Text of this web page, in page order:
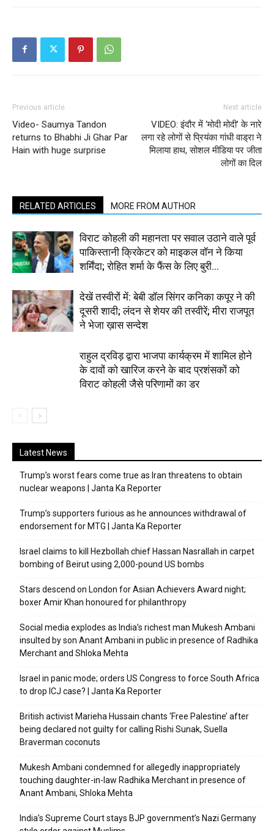
Previous article
Video- Saumya Tandon
returns to Bhabhi Ji Ghar Par
Hain with huge surprise
Next article
VIDEO: इंदौर में ‘मोदी मोदी’ के नारे
लगा रहे लोगों से प्रियंका गांधी वाड्रा ने
मिलाया हाथ, सोशल मीडिया पर जीता
लोगों का दिल
RELATED ARTICLES MORE FROM AUTHOR
विराट कोहली की महानता पर सवाल उठाने वाले पूर्व
पाकिस्तानी क्रिकेटर को माइकल वॉन ने किया
शर्मिंदा; रोहित शर्मा के फैंस के लिए बुरी...
देखें तस्वीरों में: बेबी डॉल सिंगर कनिका कपूर ने की
दूसरी शादी; लंदन से शेयर की तस्वीरें; मीरा राजपूत
ने भेजा ख़ास सन्देश
राहुल द्रविड़ द्वारा भाजपा कार्यक्रम में शामिल होने
के दावों को खारिज करने के बाद प्रशंसकों को
विराट कोहली जैसे परिणामों का डर
Latest News
Trump’s worst fears come true as Iran threatens to obtain
nuclear weapons | Janta Ka Reporter
Trump’s supporters furious as he announces withdrawal of
endorsement for MTG | Janta Ka Reporter
Israel claims to kill Hezbollah chief Hassan Nasrallah in carpet
bombing of Beirut using 2,000-pound US bombs
Stars descend on London for Asian Achievers Award night;
boxer Amir Khan honoured for philanthropy
Social media explodes as India’s richest man Mukesh Ambani
insulted by son Anant Ambani in public in presence of Radhika
Merchant and Shloka Mehta
Israel in panic mode; orders US Congress to force South Africa
to drop ICJ case? | Janta Ka Reporter
British activist Marieha Hussain chants ‘Free Palestine’ after
being declared not guilty for calling Rishi Sunak, Suella
Braverman coconuts
Mukesh Ambani condemned for allegedly inappropriately
touching daughter-in-law Radhika Merchant in presence of
Anant Ambani, Shloka Mehta
India’s Supreme Court stays BJP government’s Nazi Germany